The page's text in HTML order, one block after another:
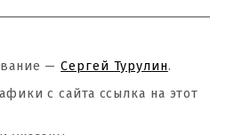
—Сергей Турулин.
с сайта ссылка на этот